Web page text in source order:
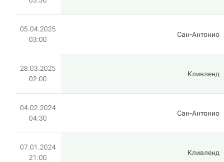
05.04.2025
03:00
Сан-Антонио
28.03.2025
02:00
Кливленд
04.02.2024
04:30
Сан-Антонио
07.01.2024
21:00
Кливленд